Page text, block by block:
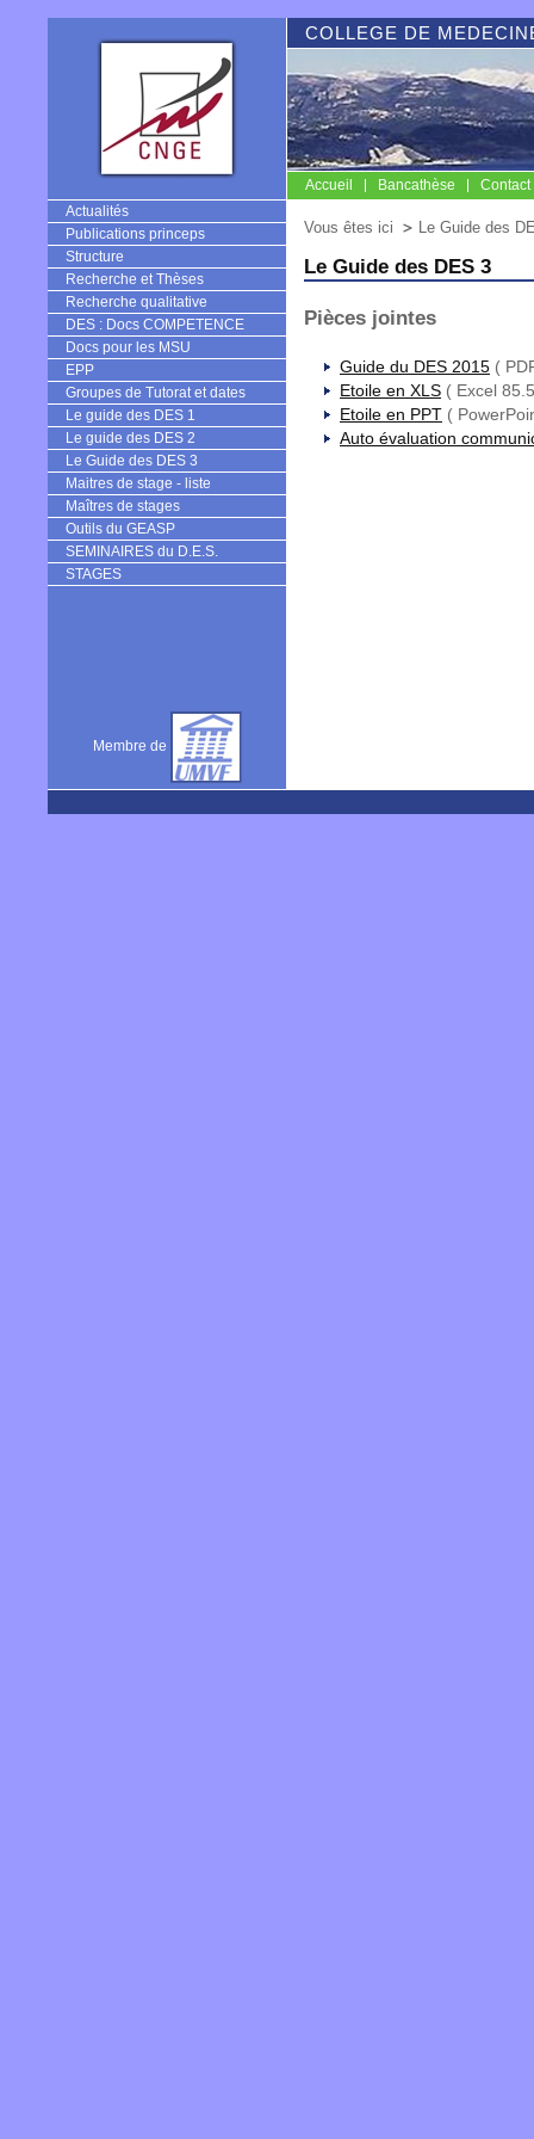
COLLEGE DE
CNGE
Accueil Bancathèse
Contact
Actualités
Publications princeps
Structure
Recherche et Thèses
Recherche qualitative
DES : Docs COMPETENCE
Docs pour les MSU
EPP
Groupes de Tutorat et dates
Le guide des DES 1
Le guide des DES 2
Le Guide des DES 3
Maitres de stage - liste
Maîtres de stages
Outils du GEASP
SEMINAIRES du D.E.S.
STAGES
Vous êtes ici Le Guide des
Le Guide des DES 3
Pièces jointes
Guide du DES 2015 (
Etoile en XLS ( Excel
Etoile en PPT (
Auto évaluation
Membre de